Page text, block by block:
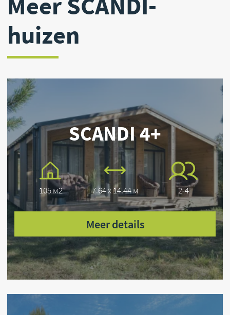
Meer details
Laat uw contactgegevens achter en wij nemen
zo snel mogelijk contact met u op.
Heeft u vragen?